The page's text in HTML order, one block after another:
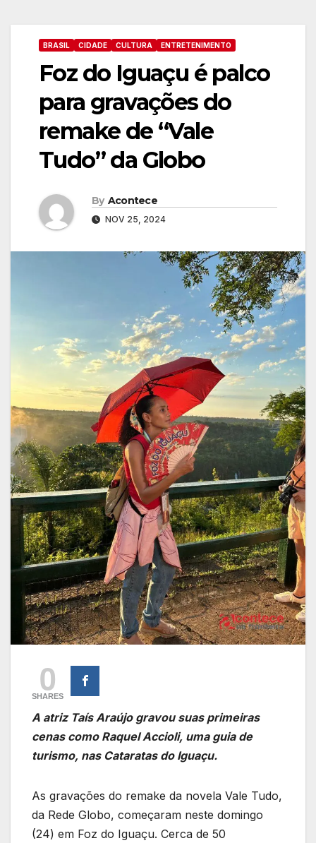
BRASIL CIDADE CULTURA ENTRETENIMENTO
Foz do Iguaçu é palco
para gravações do
remake de “Vale
Tudo” da Globo
By Acontece
NOV 25, 2024
0
SHARES
A atriz Taís Araújo gravou suas primeiras
cenas como Raquel Accioli, uma guia de
turismo, nas Cataratas do Iguaçu.
As gravações do remake da novela Vale Tudo,
da Rede Globo, começaram neste domingo
(24) em Foz do Iguaçu. Cerca de 50